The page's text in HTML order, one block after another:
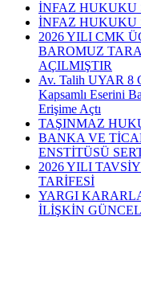
İNFAZ HUKUKU
İNFAZ HUKUKU
2026 YILI CMK
BAROMUZ
AÇILMIŞTIR
Av. Talih UYAR 8
Kapsamlı Eserini
Erişime Açtı
TAŞINMAZ
BANKA VE
ENSTİTÜSÜ
2026 YILI
TARİFESİ
YARGI
İLİŞKİN